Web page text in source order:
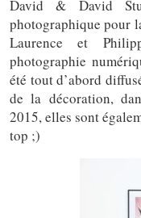
David & David
photographique pour
Laurence et
photographie
été tout d’abord
de la décoration,
2015, elles sont
top ;)